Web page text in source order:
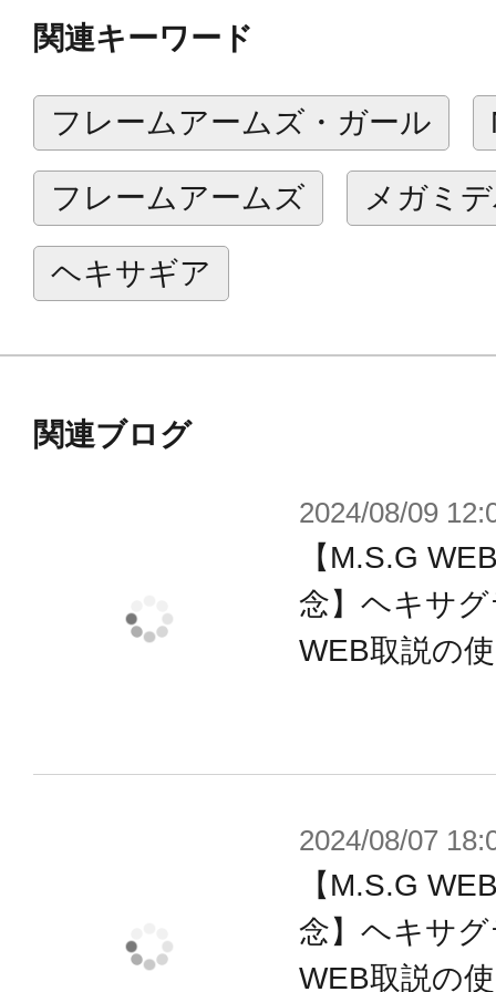
合わせてピンバイスなどで加工する
す。
■フレームアームズに対応した専用
ムアームズにも使用が可能です。
■グリップ部の径は約3mmとなって
で各種プラモデルの改造などにご使
付属品
■グリップ（ミライト LED付リチウ
■カラークリアー成型 ソードパーツ
■カラークリアー成型ソードパーツB
■無色クリアー成型ソードパーツA（
■無色クリアー成型ソードパーツB（
※本製品は再生産です。
※画像は開発中のイメージです。実
※本製品はお客様ご自身で組み立て
関連キーワード
フレームアームズ・ガール
フレームアームズ メガミ
ヘキサギア
関連ブログ
2024/08/09
【M.S.G
念】ヘキサ
WEB取説の
2024/08/07
【M.S.G
念】ヘキサ
WEB取説の